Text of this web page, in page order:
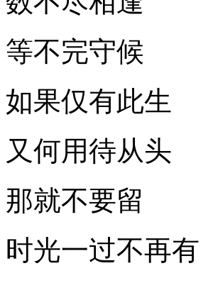
等不完守候
如果仅有此生
又何用待从头
那就不要留
时光一过不再有